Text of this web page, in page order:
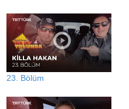
23. Bölüm